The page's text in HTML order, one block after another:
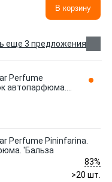
В корзину
еще 3 предложения
Perfume
автопарфюма.
Perfume Pininfarina.
'Бальза
83%
>20 шт.